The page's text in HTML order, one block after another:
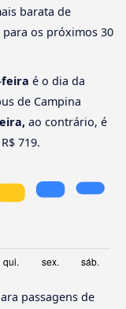
barata de
para os próximos 30
é o dia da
de Campina
ao contrário, é
719.
passagens de